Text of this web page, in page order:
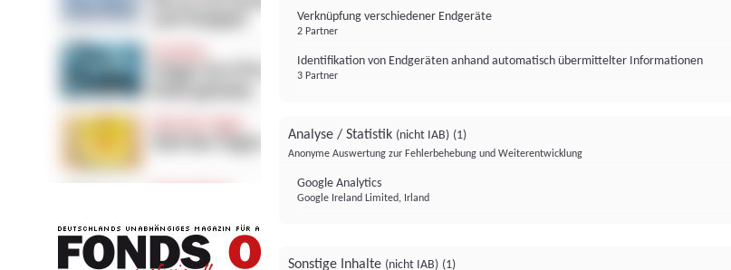
Verknüpfung verschiedener Endgeräte
2 Partner
Identifikation von Endgeräten anhand automatisch übermittelter Informationen
3 Partner
Analyse / Statistik (nicht IAB) (1)
Anonyme Auswertung zur Fehlerbehebung und Weiterentwicklung
Google Analytics
Google Ireland Limited, Irland
Sonstige Inhalte (nicht IAB) (1)